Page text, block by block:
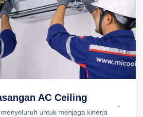
AC Ceiling
untuk menjaga kinerja